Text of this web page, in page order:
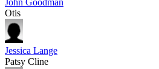
Otis
Jessica Lange
Patsy Cline